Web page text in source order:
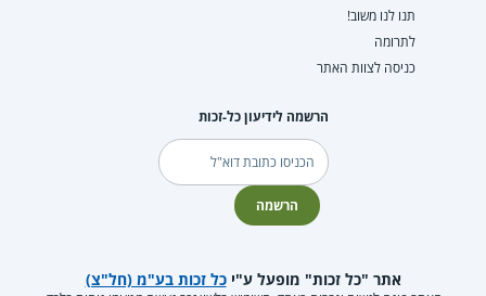
תנו לנו משוב!
לתרומה
כניסה לצוות האתר
הרשמה לידיעון כל-זכות
דוא"ל
הרשמה
אתר "כל זכות" מופעל ע"יכל זכות בע"מ (חל"צ)